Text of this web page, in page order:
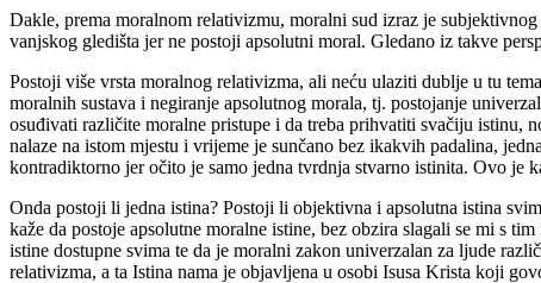
Dakle, prema moralnom relativizmu, moralni sud izraz je
vanjskog gledišta jer ne postoji apsolutni moral. Gledano iz takve
Postoji više vrsta moralnog relativizma, ali neću ulaziti dublje u tu
moralnih sustava i negiranje apsolutnog morala, tj. postojanje
osuđivati različite moralne pristupe i da treba prihvatiti svačiju istinu,
nalaze na istom mjestu i vrijeme je sunčano bez ikakvih padalina,
kontradiktorno jer očito je samo jedna tvrdnja stvarno istinita. Ovo je
Onda postoji li jedna istina? Postoji li objektivna i apsolutna istina
kaže da postoje apsolutne moralne istine, bez obzira slagali se mi s
istine dostupne svima te da je moralni zakon univerzalan za ljude
relativizma, a ta Istina nama je objavljena u osobi Isusa Krista koji